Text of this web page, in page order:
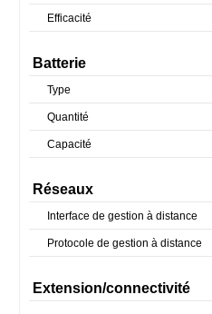
Efficacité
Batterie
Type
Quantité
Capacité
Réseaux
Interface de gestion à distance
Protocole de gestion à distance
Extension/connectivité